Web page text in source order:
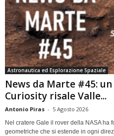
Astronautica ed Esplorazione Spaziale
News da Marte #45:
Curiosity risale Valle...
Antonio Piras - 5 Agosto 2026
Nel cratere Gale il rover della NASA ha
geometriche che si estende in ogni